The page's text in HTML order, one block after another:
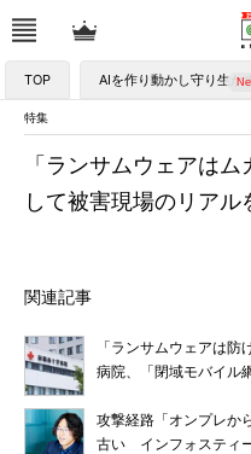
TOP AIを作り動かし守り生か
特集
「ランサムウェアは
して被害現場のリアル
関連記事
「ランサムウェアは防
病院、「閉域モバイル
攻撃経路「オンプレか
古い インフォスティ